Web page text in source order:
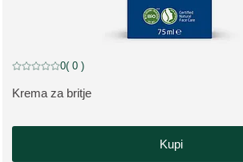
popust
OGLEJTE SI IZDELEK:
Krema za britje
Trenutna ocena: 0 od 5 zvezdic ocenil/-a 0 kupcev
0( 0 )
Kupi